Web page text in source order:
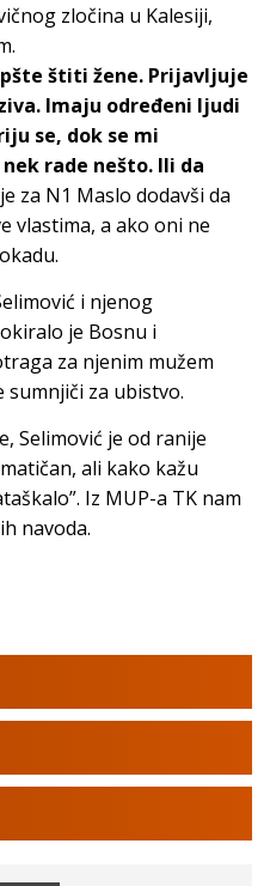
zločina u Kalesiji,
štiti žene. Prijavljuje
Imaju određeni ljudi
se, dok se mi
rade nešto. Ili da
za N1 Maslo dodavši da
vlastima, a ako oni ne
i njenog
je Bosnu i
za njenim mužem
sumnjiči za ubistvo.
Selimović je od ranije
ali kako kažu
Iz MUP-a TK nam
navoda.